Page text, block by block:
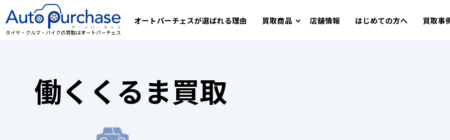
タイヤ・クルマ・バイクの買取はオートパーチェス
オートパーチェスが選ばれる理由 買取商品 店舗情報 はじめての方へ 買取事
働くくるま買取